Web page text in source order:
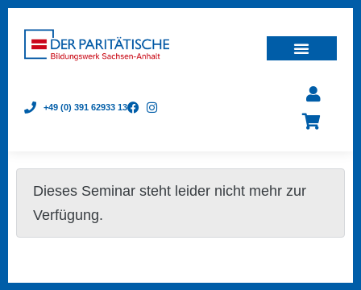
+49 (0) 391 62933 13
Dieses Seminar steht leider nicht mehr zur
Verfügung.